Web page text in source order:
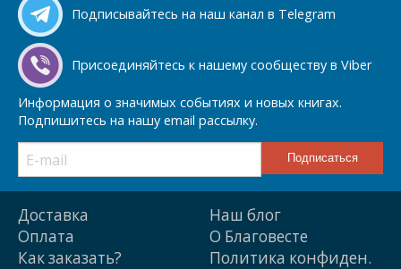
Подписывайтесь на наш канал в Telegram
Присоединяйтесь к нашему сообществу в Viber
Информация о значимых событиях и новых книгах.
Подпишитесь на нашу email рассылку.
Доставка
Оплата
Как заказать?
Наш блог
О Благовесте
Политика конфиден.